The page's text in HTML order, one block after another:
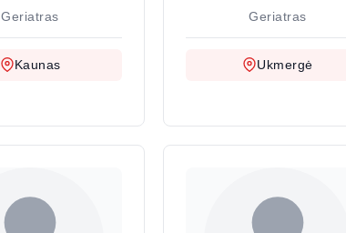
Geriatras
Kaunas
Geriatras
Ukmergė